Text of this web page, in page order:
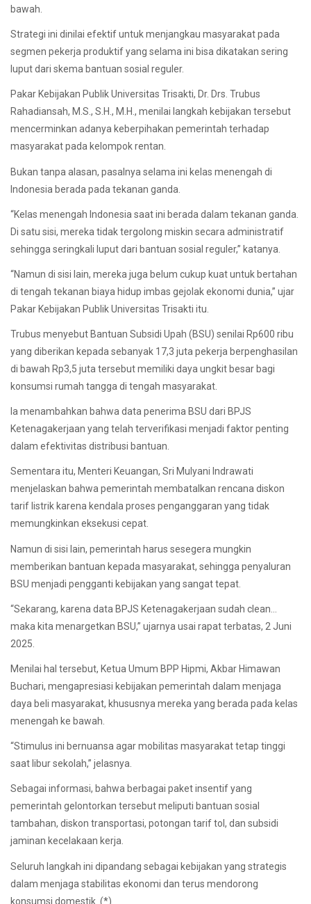
bawah.
Strategi ini dinilai efektif untuk menjangkau masyarakat pada
segmen pekerja produktif yang selama ini bisa dikatakan sering
luput dari skema bantuan sosial reguler.
Pakar Kebijakan Publik Universitas Trisakti, Dr. Drs. Trubus
Rahadiansah, M.S., S.H., M.H., menilai langkah kebijakan tersebut
mencerminkan adanya keberpihakan pemerintah terhadap
masyarakat pada kelompok rentan.
Bukan tanpa alasan, pasalnya selama ini kelas menengah di
Indonesia berada pada tekanan ganda.
“Kelas menengah Indonesia saat ini berada dalam tekanan ganda.
Di satu sisi, mereka tidak tergolong miskin secara administratif
sehingga seringkali luput dari bantuan sosial reguler,” katanya.
“Namun di sisi lain, mereka juga belum cukup kuat untuk bertahan
di tengah tekanan biaya hidup imbas gejolak ekonomi dunia,” ujar
Pakar Kebijakan Publik Universitas Trisakti itu.
Trubus menyebut Bantuan Subsidi Upah (BSU) senilai Rp600 ribu
yang diberikan kepada sebanyak 17,3 juta pekerja berpenghasilan
di bawah Rp3,5 juta tersebut memiliki daya ungkit besar bagi
konsumsi rumah tangga di tengah masyarakat.
Ia menambahkan bahwa data penerima BSU dari BPJS
Ketenagakerjaan yang telah terverifikasi menjadi faktor penting
dalam efektivitas distribusi bantuan.
Sementara itu, Menteri Keuangan, Sri Mulyani Indrawati
menjelaskan bahwa pemerintah membatalkan rencana diskon
tarif listrik karena kendala proses penganggaran yang tidak
memungkinkan eksekusi cepat.
Namun di sisi lain, pemerintah harus sesegera mungkin
memberikan bantuan kepada masyarakat, sehingga penyaluran
BSU menjadi pengganti kebijakan yang sangat tepat.
“Sekarang, karena data BPJS Ketenagakerjaan sudah clean…
maka kita menargetkan BSU,” ujarnya usai rapat terbatas, 2 Juni
2025.
Menilai hal tersebut, Ketua Umum BPP Hipmi, Akbar Himawan
Buchari, mengapresiasi kebijakan pemerintah dalam menjaga
daya beli masyarakat, khususnya mereka yang berada pada kelas
menengah ke bawah.
“Stimulus ini bernuansa agar mobilitas masyarakat tetap tinggi
saat libur sekolah,” jelasnya.
Sebagai informasi, bahwa berbagai paket insentif yang
pemerintah gelontorkan tersebut meliputi bantuan sosial
tambahan, diskon transportasi, potongan tarif tol, dan subsidi
jaminan kecelakaan kerja.
Seluruh langkah ini dipandang sebagai kebijakan yang strategis
dalam menjaga stabilitas ekonomi dan terus mendorong
konsumsi domestik. (*)